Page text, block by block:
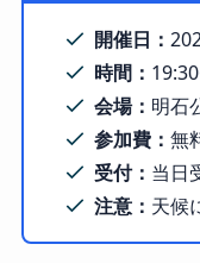
開催日：
時間：
会場： 明石
参加費：無
受付： 当日
注意： 天候